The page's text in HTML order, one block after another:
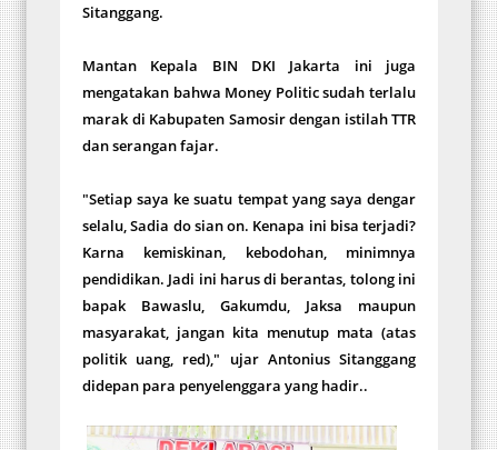
Sitanggang.
Mantan Kepala BIN DKI Jakarta ini juga
mengatakan bahwa Money Politic sudah terlalu
marak di Kabupaten Samosir dengan istilah TTR
dan serangan fajar.
"Setiap saya ke suatu tempat yang saya dengar
selalu, Sadia do sian on. Kenapa ini bisa terjadi?
Karna kemiskinan, kebodohan, minimnya
pendidikan. Jadi ini harus di berantas, tolong ini
bapak Bawaslu, Gakumdu, Jaksa maupun
masyarakat, jangan kita menutup mata (atas
politik uang, red)," ujar Antonius Sitanggang
didepan para penyelenggara yang hadir..